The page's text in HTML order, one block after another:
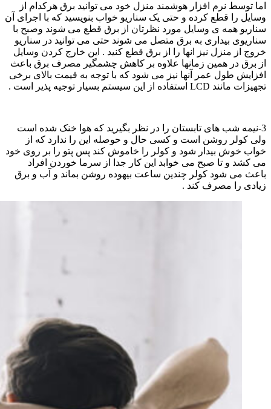
اما توسط نرم افزار هوشمند منزل خود می توانید برق هرکدام از
وسایل را قطع کرده و حتی یک سناریو خواب بنویسید که با اجرای آن
سناریو همه ی وسایل مورد نظرتان از برق قطع می شوند وصبح با
سناریوی بیداری به برق متصل می شوند حتی می توانید در سناریو
خروج از منزل نیز انها را از برق قطع کنید . این خارج کردن وسایل
از برق در همین زمانها علاوه بر کاهش چشمگیر مصرف برق باعث
افزایش طول عمر آنها نیز می شود که با توجه به قیمت بالای برخی
تجهیزات مانند LCD استفاده از این سیستم بسیار توجیه پذیر است .
3-نیمه شب های تابستان را در نظر بگیرید که هوا خنک شده است
ولی کولر روشن است و کسی حال و حوصله این را ندارد که از
خواب خوش بیدار شود و کولر را خاموش کند پس پتو را بر روی خود
می کشد و تا صبح می خوابد این کار جدا از سرما خوردن افراد
باعث می شود کولر چندین ساعت بیهوده روشن بماند و آب و برق
زیادی را مصرف کند .